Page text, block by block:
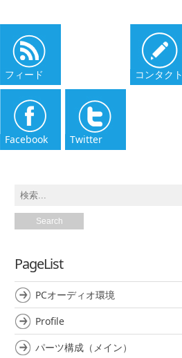
フィード コンタクト
Facebook Twitter
PageList
PCオーディオ環境
Profile
パーツ構成（メイン）